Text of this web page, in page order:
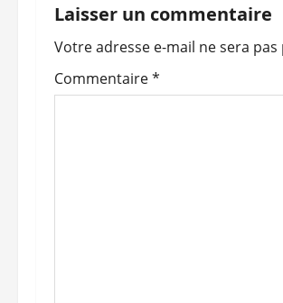
i
g
a
Laisser un commentaire
Votre adresse e-mail ne sera pas
Commentaire*